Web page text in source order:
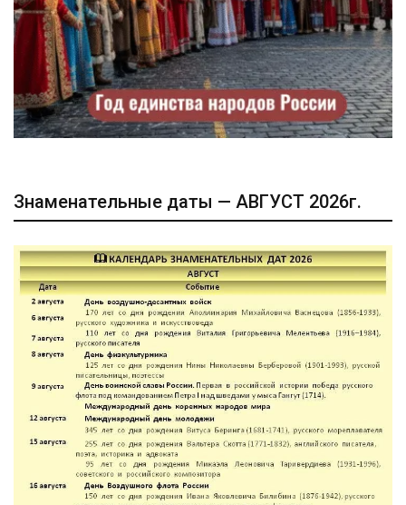
Знаменательные даты — АВГУСТ 2026г.